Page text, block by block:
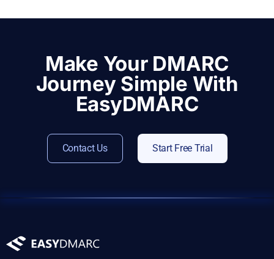
Make Your DMARC
Journey Simple With
EasyDMARC
Contact Us Start Free Trial